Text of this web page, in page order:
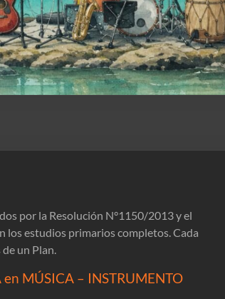
por la Resolución N°1150/2013 y el
los estudios primarios completos. Cada
un Plan.
MÚSICA – INSTRUMENTO